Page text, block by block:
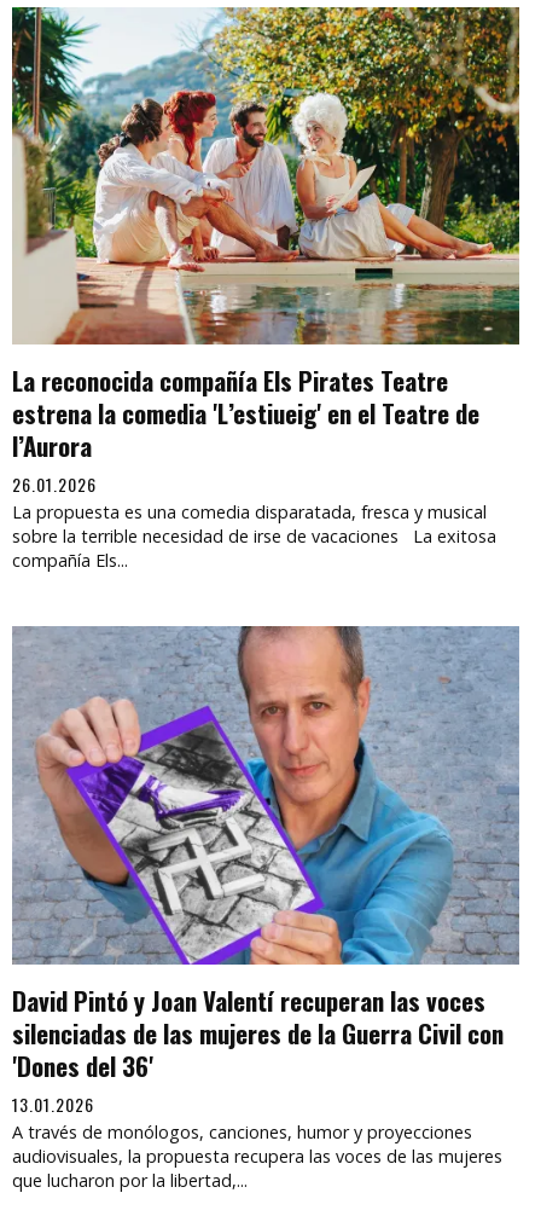
La reconocida compañía Els Pirates Teatre
estrena la comedia 'L’estiueig' en el Teatre de
l’Aurora
26.01.2026
La propuesta es una comedia disparatada, fresca y musical
sobre la terrible necesidad de irse de vacaciones La exitosa
compañía Els...
David Pintó y Joan Valentí recuperan las voces
silenciadas de las mujeres de la Guerra Civil con
'Dones del 36'
13.01.2026
A través de monólogos, canciones, humor y proyecciones
audiovisuales, la propuesta recupera las voces de las mujeres
que lucharon por la libertad,...